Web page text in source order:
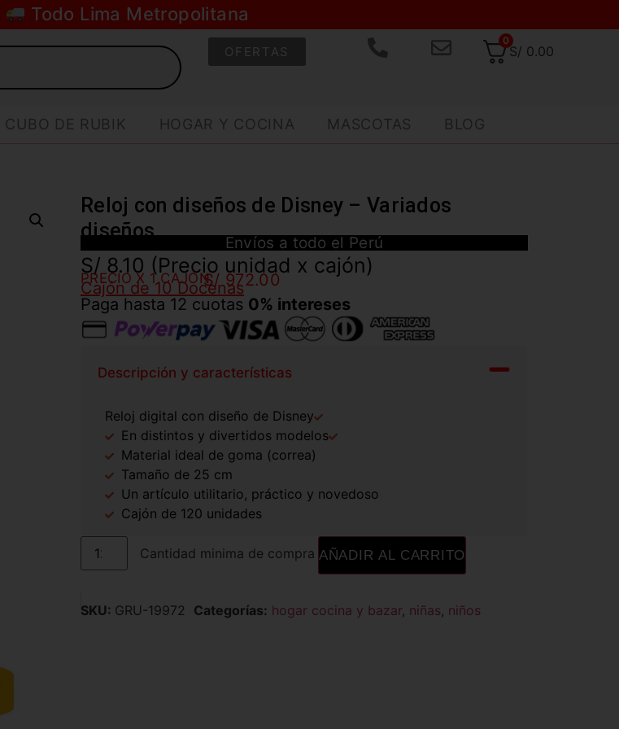
Todo Lima Metropolitana
OFERTAS
0
S/ 0.00
CUBO DE RUBIK HOGAR Y COCINA MASCOTAS BLOG
Reloj con diseños de Disney – Variados
diseños
Envíos a todo el Perú
S/ 8.10 (Precio unidad x cajón)
PRECIO X 1 CAJÓN:S/ 972.00
Cajón de 10 Docenas
Paga hasta 12 cuotas 0% intereses
Descripción y características
Reloj digital con diseño de Disney
En distintos y divertidos modelos
Material ideal de goma (correa)
Tamaño de 25 cm
Un artículo utilitario, práctico y novedoso
Cajón de 120 unidades
Cantidad minima de compra AÑADIR AL CARRITO
SKU: GRU-19972 Categorías: hogar cocina y bazar, niñas, niños